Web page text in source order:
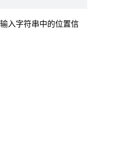
入字符串中的位置信